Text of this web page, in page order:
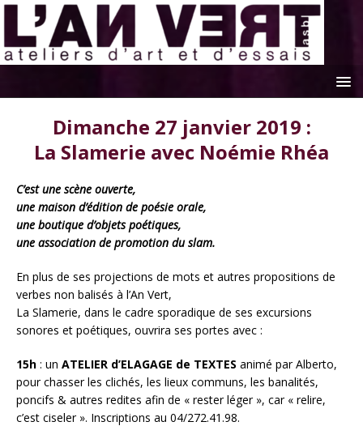
Dimanche 27 janvier 2019 :
La Slamerie avec Noémie Rhéa
C’est une scène ouverte,
une maison d’édition de poésie orale,
une boutique d’objets poétiques,
une association de promotion du slam.
En plus de ses projections de mots et autres propositions de
verbes non balisés à l’An Vert,
La Slamerie, dans le cadre sporadique de ses excursions
sonores et poétiques, ouvrira ses portes avec :
15h : un ATELIER d’ELAGAGE de TEXTES animé par Alberto,
pour chasser les clichés, les lieux communs, les banalités,
poncifs & autres redites afin de « rester léger », car « relire,
c’est ciseler ». Inscriptions au 04/272.41.98.